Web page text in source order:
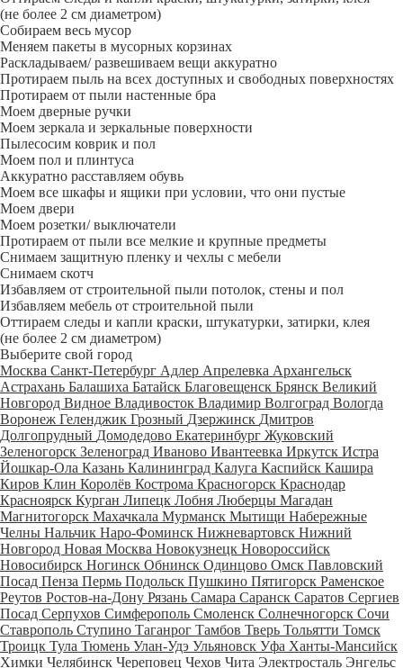
(не более 2 см диаметром)
Собираем весь мусор
Меняем пакеты в мусорных корзинах
Раскладываем/ развешиваем вещи аккуратно
Протираем пыль на всех доступных и свободных поверхностях
Протираем от пыли настенные бра
Моем дверные ручки
Моем зеркала и зеркальные поверхности
Пылесосим коврик и пол
Моем пол и плинтуса
Аккуратно расставляем обувь
Моем все шкафы и ящики при условии, что они пустые
Моем двери
Моем розетки/ выключатели
Протираем от пыли все мелкие и крупные предметы
Снимаем защитную пленку и чехлы с мебели
Снимаем скотч
Избавляем от строительной пыли потолок, стены и пол
Избавляем мебель от строительной пыли
Оттираем следы и капли краски, штукатурки, затирки, клея
(не более 2 см диаметром)
Выберите свой город
Москва Санкт-Петербург Адлер Апрелевка Архангельск
Астрахань Балашиха Батайск Благовещенск Брянск Великий
Новгород Видное Владивосток Владимир Волгоград Вологда
Воронеж Геленджик Грозный Дзержинск Дмитров
Долгопрудный Домодедово Екатеринбург Жуковский
Зеленогорск Зеленоград Иваново Ивантеевка Иркутск Истра
Йошкар-Ола Казань Калининград Калуга Каспийск Кашира
Киров Клин Королёв Кострома Красногорск Краснодар
Красноярск Курган Липецк Лобня Люберцы Магадан
Магнитогорск Махачкала Мурманск Мытищи Набережные
Челны Нальчик Наро-Фоминск Нижневартовск Нижний
Новгород Новая Москва Новокузнецк Новороссийск
Новосибирск Ногинск Обнинск Одинцово Омск Павловский
Посад Пенза Пермь Подольск Пушкино Пятигорск Раменское
Реутов Ростов-на-Дону Рязань Самара Саранск Саратов Сергиев
Посад Серпухов Симферополь Смоленск Солнечногорск Сочи
Ставрополь Ступино Таганрог Тамбов Тверь Тольятти Томск
Троицк Тула Тюмень Улан-Удэ Ульяновск Уфа Ханты-Мансийск
Химки Челябинск Череповец Чехов Чита Электросталь Энгельс